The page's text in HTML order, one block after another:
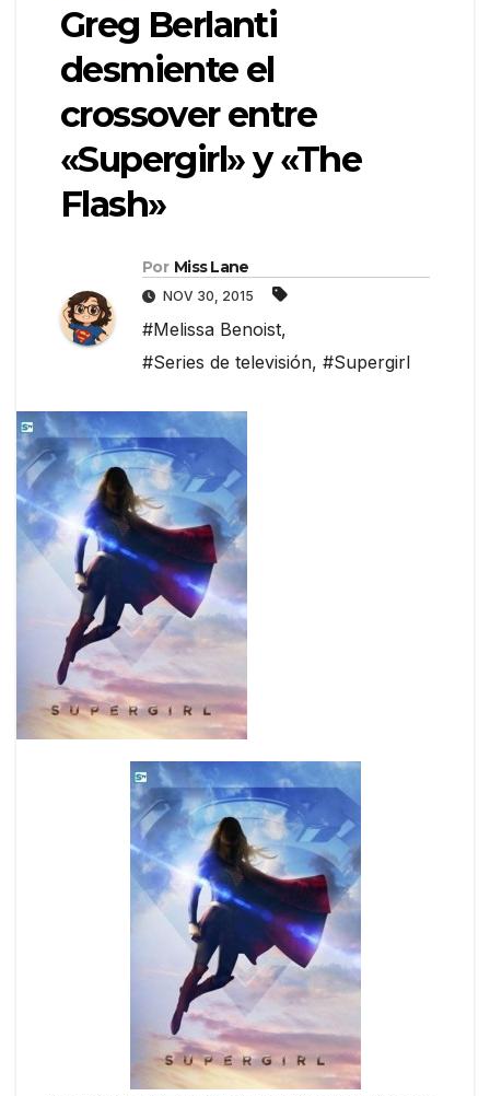
Greg Berlanti
desmiente el
crossover entre
«Supergirl» y «The
Flash»
Por Miss Lane
NOV 30, 2015
#Melissa Benoist,
#Series de televisión, #Supergirl